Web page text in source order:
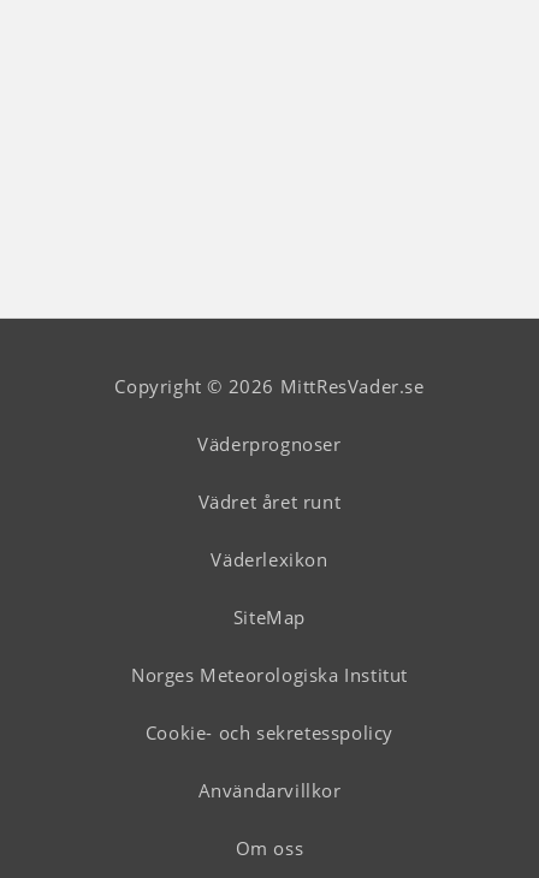
Copyright © 2026 MittResVader.se
Väderprognoser
Vädret året runt
Väderlexikon
SiteMap
Norges Meteorologiska Institut
Cookie- och sekretesspolicy
Användarvillkor
Om oss